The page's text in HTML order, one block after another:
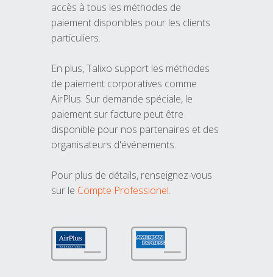
accès à tous les méthodes de
paiement disponibles pour les clients
particuliers.
En plus, Talixo support les méthodes
de paiement corporatives comme
AirPlus. Sur demande spéciale, le
paiement sur facture peut être
disponible pour nos partenaires et des
organisateurs d'événements.
Pour plus de détails, renseignez-vous
sur le Compte Professionel.